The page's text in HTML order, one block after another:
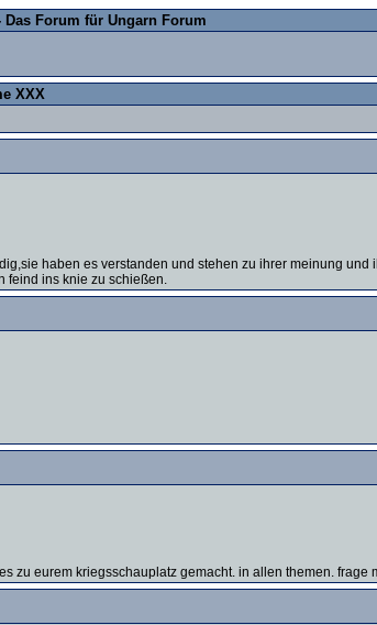
Das Forum für Ungarn Forum
XXX
haben es verstanden und stehen zu ihrer meinung und
ins knie zu schießen.
zu eurem kriegsschauplatz gemacht. in allen themen.